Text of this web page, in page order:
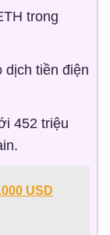
trong
tiền điện
452 triệu
USD